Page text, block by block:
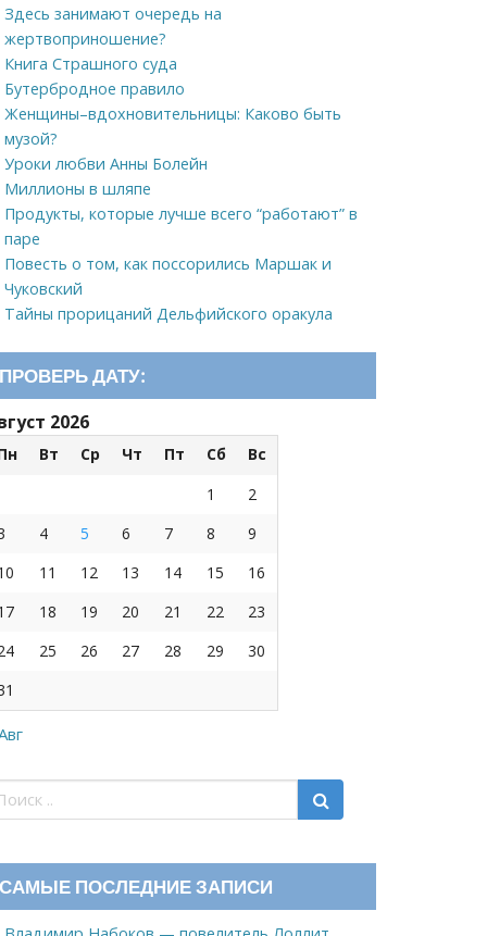
Здесь занимают очередь на
жертвоприношение?
Книга Страшного суда
Бутербродное правило
Женщины–вдохновительницы: Каково быть
музой?
Уроки любви Анны Болейн
Миллионы в шляпе
Продукты, которые лучше всего “работают” в
паре
Повесть о том, как поссорились Маршак и
Чуковский
Тайны прорицаний Дельфийского оракула
ПРОВЕРЬ ДАТУ:
2026
Вт Ср Чт Пт Сб
Вс
1
2
4 5 6 7 8
9
11 12 13 14 15
16
18 19 20 21 22
23
25 26 27 28 29
30
САМЫЕ ПОСЛЕДНИЕ ЗАПИСИ